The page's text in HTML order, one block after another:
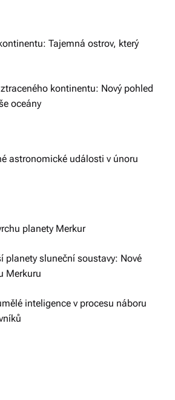
Tajemná ostrov, který
kontinentu: Nový pohled
oceány
astronomické události v únoru
planety Merkur
planety sluneční soustavy: Nové
Merkuru
inteligence v procesu náboru